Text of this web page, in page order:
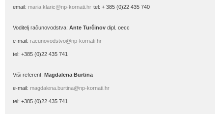
email: maria.klaric@np-kornati.hr tel: + 385 (0)22 435 740
Voditelj računovodstva: Ante Turčinov dipl. oecc
e-mail: racunovodstvo@np-kornati.hr
tel: +385 (0)22 435 741
Viši referent: Magdalena Burtina
e-mail: magdalena.burtina@np-kornati.hr
tel: +385 (0)22 435 741